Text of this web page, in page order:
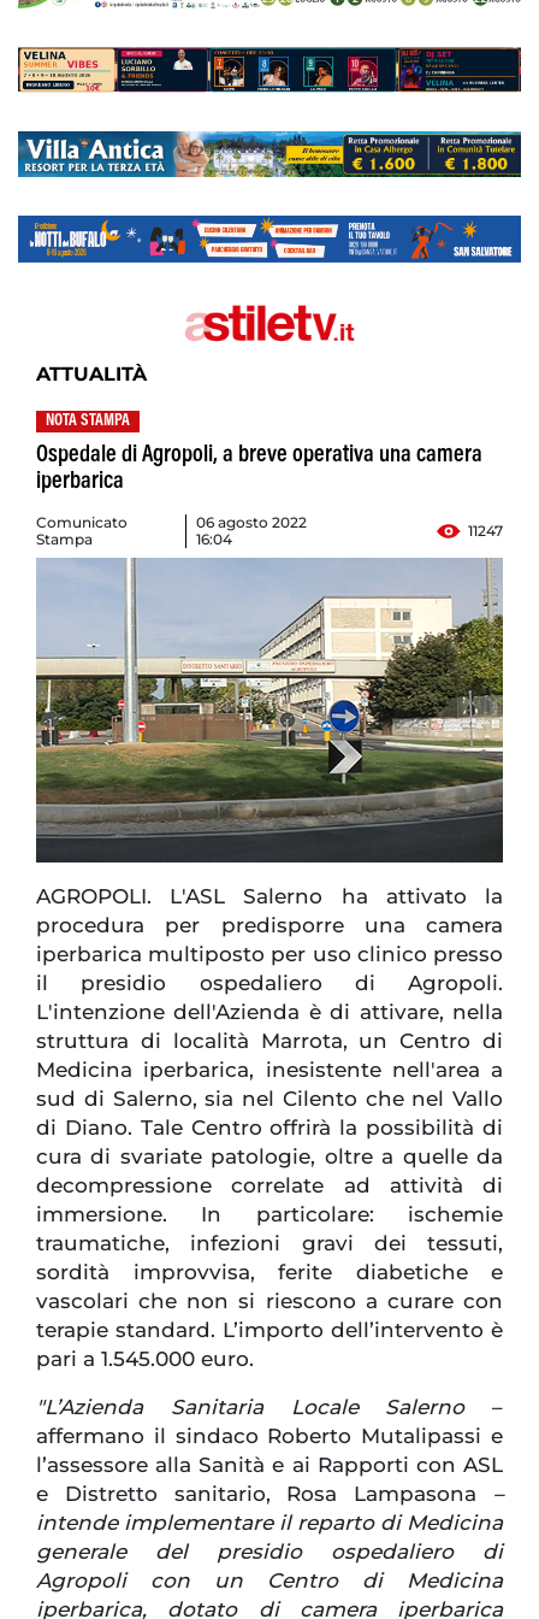
ATTUALITÀ
NOTA STAMPA
Ospedale di Agropoli, a breve operativa una camera
iperbarica
Comunicato
Stampa
06 agosto 2022
16:04
11247
AGROPOLI. L'ASL Salerno ha attivato la
procedura per predisporre una camera
iperbarica multiposto per uso clinico presso
il presidio ospedaliero di Agropoli.
L'intenzione dell'Azienda è di attivare, nella
struttura di località Marrota, un Centro di
Medicina iperbarica, inesistente nell'area a
sud di Salerno, sia nel Cilento che nel Vallo
di Diano. Tale Centro offrirà la possibilità di
cura di svariate patologie, oltre a quelle da
decompressione correlate ad attività di
immersione. In particolare: ischemie
traumatiche, infezioni gravi dei tessuti,
sordità improvvisa, ferite diabetiche e
vascolari che non si riescono a curare con
terapie standard. L’importo dell’intervento è
pari a 1.545.000 euro.
"L’Azienda Sanitaria Locale Salerno –
affermano il sindaco Roberto Mutalipassi e
l’assessore alla Sanità e ai Rapporti con ASL
e Distretto sanitario, Rosa Lampasona –
intende implementare il reparto di Medicina
generale del presidio ospedaliero di
Agropoli con un Centro di Medicina
iperbarica, dotato di camera iperbarica